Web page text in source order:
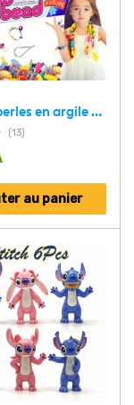
Boit de perles en argile pour la fabrication de bijoux enfant V5
(13)
au panier